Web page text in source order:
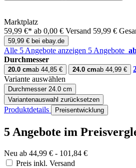
Marktplatz
59,99 €* ab 0,00 € Versand 59,99 €
59,99 € bei ebay.de
Alle 5 Angebote anzeigen 5 Angebote
Durchmesser
20.0 cmab 44,85 € 24.0 cmab 44,99 €
Variante auswählen
Durchmesser 24.0 cm
Variantenauswahl zurücksetzen
Produktdetails Preisentwicklung
5 Angebote im
Neu ab 44,99 € - 101,84 €
Preis inkl. Versand